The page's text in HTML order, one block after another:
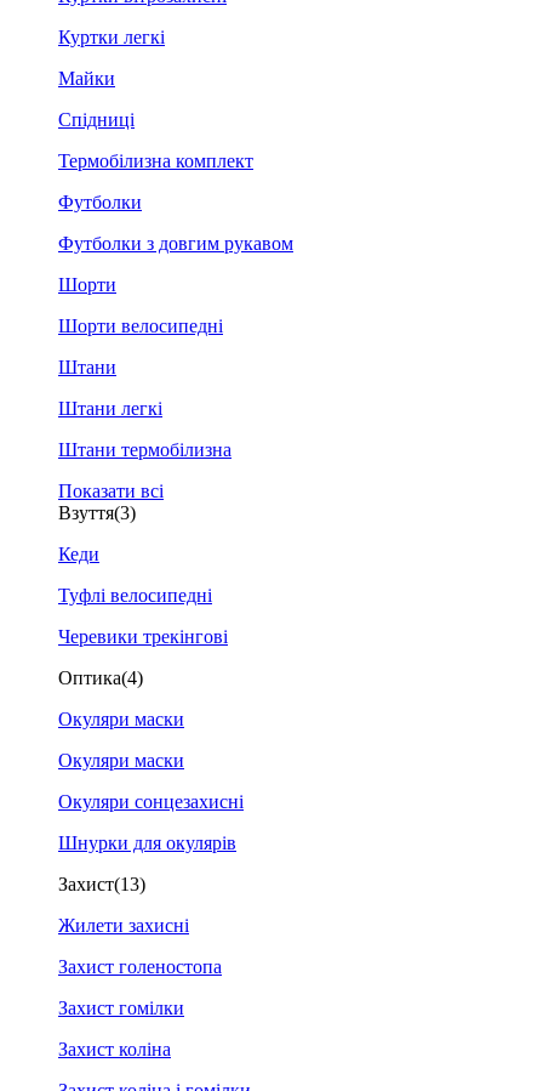
Куртки легкі
Майки
Спідниці
Термобілизна комплект
Футболки
Футболки з довгим рукавом
Шорти
Шорти велосипедні
Штани
Штани легкі
Штани термобілизна
Показати всі
Взуття(3)
Кеди
Туфлі велосипедні
Черевики трекінгові
Оптика(4)
Окуляри маски
Окуляри маски
Окуляри сонцезахисні
Шнурки для окулярів
Захист(13)
Жилети захисні
Захист голеностопа
Захист гомілки
Захист коліна